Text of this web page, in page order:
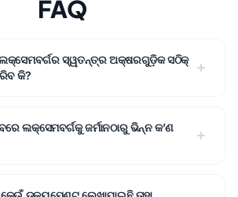
FAQ
ଲକ୍ସେମବର୍ଗର ସ୍ୱତନ୍ତ୍ର ଅକ୍ଷରଗୁଡ଼ିକ ସଠିକ୍
କି?
ଲକ୍ସେମବର୍ଗକୁ ଜର୍ମାନଠାରୁ ଭିନ୍ନ କ’ଣ